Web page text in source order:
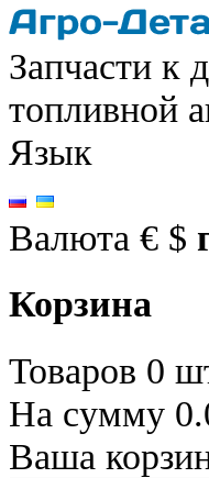
Запчасти к
топливной
Язык
Валюта € $
Корзина
Товаров 0
На сумму
Ваша